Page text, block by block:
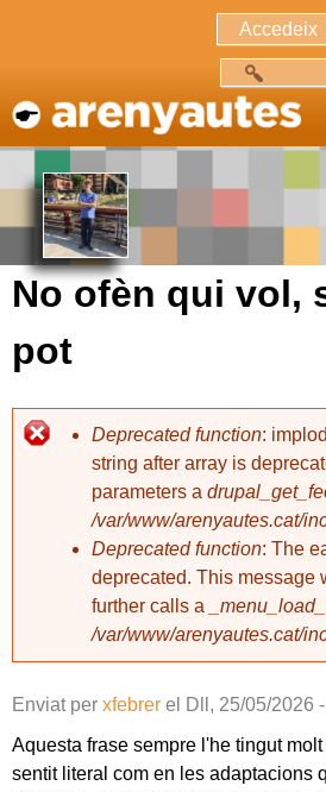
Accedeix
No ofèn qui vol,
pot
Deprecated function:
string after array is
parameters a
/var/www/arenyautes.cat/
Deprecated function: The
deprecated. This message
further calls a
/var/www/arenyautes.cat/
Enviat per xfebrer el
Dll, 25/05/2026
Aquesta frase sempre l'he tingut
sentit literal com en les adaptacions